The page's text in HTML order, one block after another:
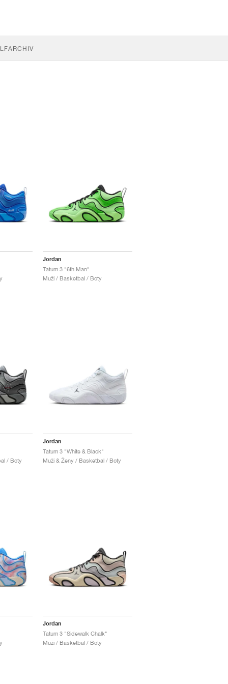
ARCHIV
Jordan
Tatum 3 "6th Man"
Muži / Basketbal / Boty
/ Boty
Jordan
Tatum 3 "White & Black"
Muži & Ženy / Basketbal / Boty
Jordan
Tatum 3 "Sidewalk Chalk"
Muži / Basketbal / Boty